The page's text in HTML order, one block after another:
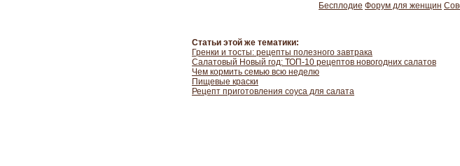
Бесплодие Форум для женщин
Статьи этой же тематики:
Гренки и тосты: рецепты полезного завтрака
Салатовый Новый год: ТОП-10 рецептов новогодних салатов
Чем кормить семью всю неделю
Пищевые краски
Рецепт приготовления соуса для салата